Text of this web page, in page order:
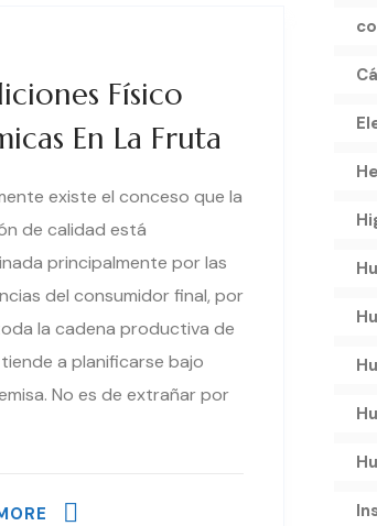
Físico
En La Fruta
existe el conceso que la
de calidad está
principalmente por las
del consumidor final, por
la cadena productiva de
a planificarse bajo
No es de extrañar por